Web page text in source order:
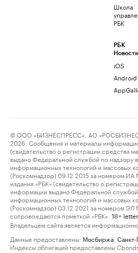
Школа
РБК
РБК
Новости
iOS
Android
© ООО «БИЗНЕСПРЕСС», АО
2026. Сообщения и материалы
(свидетельство о регистрации средства
выдано Федеральной службой по надзору
информационных технологий и массовых
(Роскомнадзор) 09.12.2015 за номером
издания «РБК» (свидетельство о
информации выдано Федеральной
информационных технологий и массовых
(Роскомнадзор) 03.12.2021 за номером
сопровождаются пометкой «РБК».
18+
Владельцем сайта является
Данные предоставлены: Мосбиржа
Индексы облигаций предоставлены